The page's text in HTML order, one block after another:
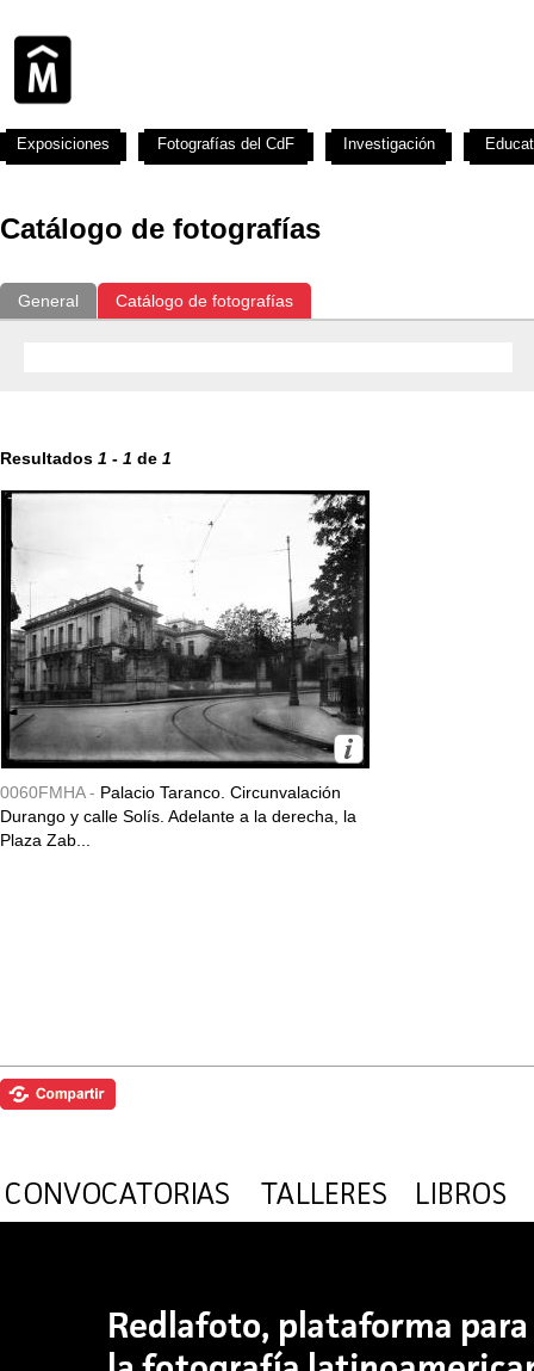
Catálogo de fotografías
General Catálogo de fotografías
Resultados 1 - 1 de 1
0060FMHA - Palacio Taranco. Circunvalación
Durango y calle Solís. Adelante a la derecha, la
Plaza Zab...
Exposiciones Fotografías del CdF Investigación